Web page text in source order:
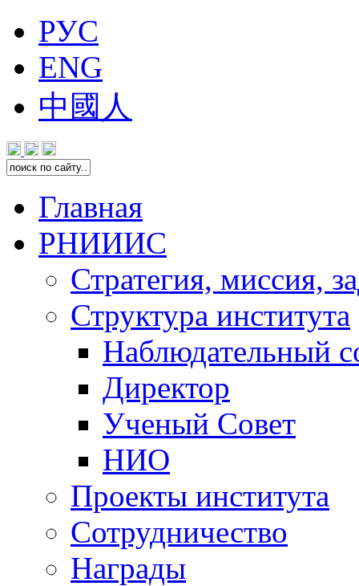
РУС
ENG
中國人
Главная
РНИИИС
Стратегия, миссия,
Структура института
Наблюдательный
Директор
Ученый Совет
НИО
Проекты института
Сотрудничество
Награды